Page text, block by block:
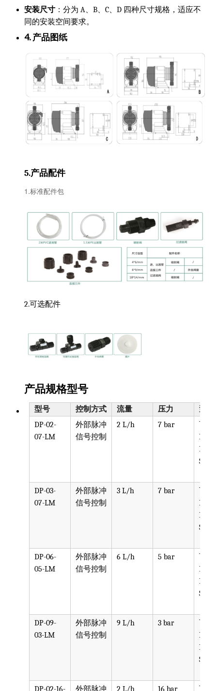
安装尺寸 ：分为 A、B、C、D 四种尺寸规格，适应不
同的安装空间要求。
4. 产品图纸
5.产品配件
1.标准配件包
2.可选配件
产品规格型号
型号 控制方式 流量 压力
泵头
DP-02-
07-LM
外部脉冲
信号控制
2 L/h 7 bar
可选
PPV,
PVDF,
SST,
DP-03-
07-LM
外部脉冲
信号控制
3 L/h 7 bar
可选
PPV,
PVDF,
SST,
DP-06-
05-LM
外部脉冲
信号控制
6 L/h 5 bar
可选
PPV,
PVDF,
SST,
DP-09-
03-LM
外部脉冲
信号控制
9 L/h 3 bar
可选
PPV,
PVDF,
SST,
DP-02-16- 外部脉冲 2 L/h 16 bar 可选